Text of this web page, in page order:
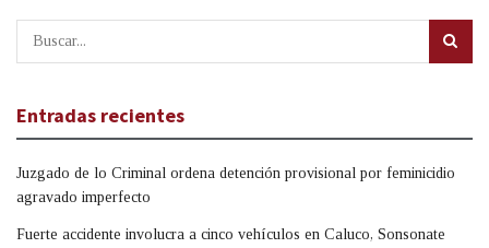
Entradas recientes
Juzgado de lo Criminal ordena detención provisional por feminicidio
agravado imperfecto
Fuerte accidente involucra a cinco vehículos en Caluco, Sonsonate